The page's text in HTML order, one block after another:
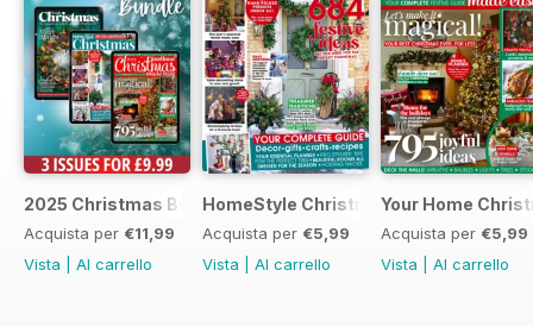
2025 Christmas Bundle
Acquista per €11,99
Vista
Al carrello
HomeStyle Christmas Special 2025
Acquista per €5,99
Vista
Al carrello
Your Home
Acquista per €5,99
Vista
Al carrello